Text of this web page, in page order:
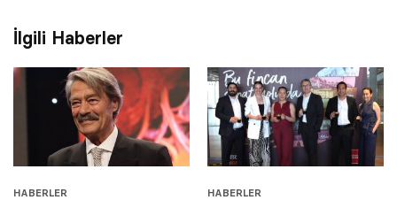
İlgili Haberler
HABERLER HABERLER